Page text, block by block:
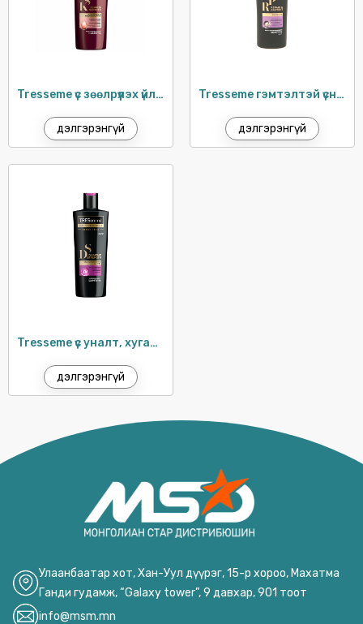
TRESEMME
VASELINE
УТЕНОК
Tresseme үс зөөлрүүлэх үйлчилгээтэй шампунь / 400мл
дэлгэрэнгүй
Tresseme гэмтэлтэй үсний шампунь / 400мл
дэлгэрэнгүй
Tresseme үс уналт, хугаралтын эсрэг шампунь / 400мл
дэлгэрэнгүй
Улаанбаатар хот, Хан-Уул дүүрэг, 15-р хороо, Махатма
Ганди гудамж, “Galaxy tower”, 9 давхар, 901 тоот
info@msm.mn